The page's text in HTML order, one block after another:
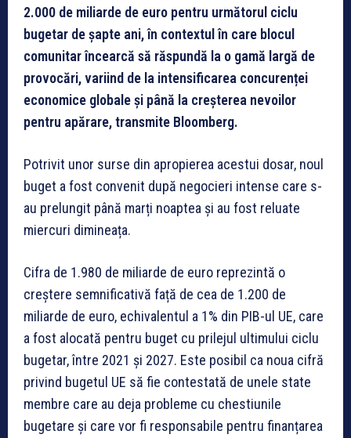
2.000 de miliarde de euro pentru următorul ciclu
bugetar de șapte ani, în contextul în care blocul
comunitar încearcă să răspundă la o gamă largă de
provocări, variind de la intensificarea concurenței
economice globale și până la creșterea nevoilor
pentru apărare, transmite Bloomberg.
Potrivit unor surse din apropierea acestui dosar, noul
buget a fost convenit după negocieri intense care s-
au prelungit până marți noaptea și au fost reluate
miercuri dimineața.
Cifra de 1.980 de miliarde de euro reprezintă o
creștere semnificativă față de cea de 1.200 de
miliarde de euro, echivalentul a 1% din PIB-ul UE, care
a fost alocată pentru buget cu prilejul ultimului ciclu
bugetar, între 2021 și 2027. Este posibil ca noua cifră
privind bugetul UE să fie contestată de unele state
membre care au deja probleme cu chestiunile
bugetare și care vor fi responsabile pentru finanțarea